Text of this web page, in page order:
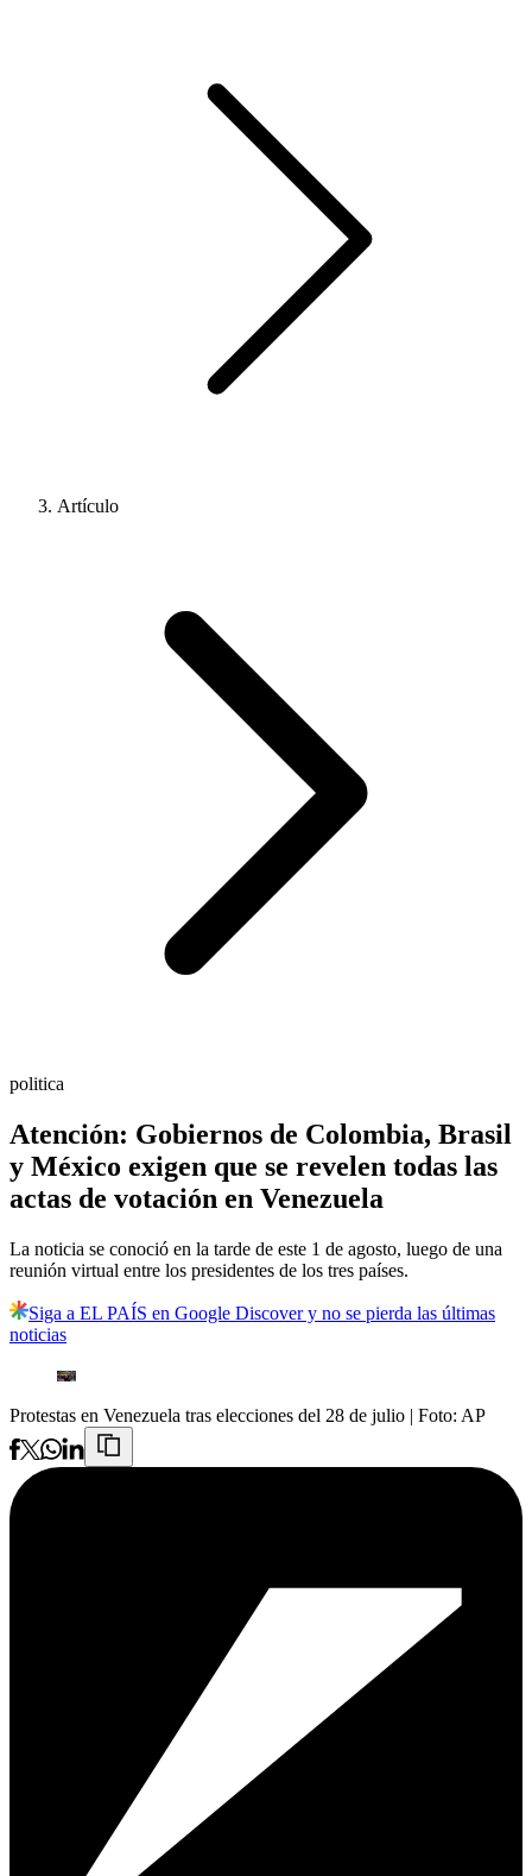
Artículo
politica
Atención: Gobiernos de Colombia, Brasil
y México exigen que se revelen todas las
actas de votación en Venezuela
La noticia se conoció en la tarde de este 1 de agosto, luego de una
reunión virtual entre los presidentes de los tres países.
Siga a EL PAÍS en Google Discover y no se pierda las últimas
noticias
Protestas en Venezuela tras elecciones del 28 de julio | Foto: AP